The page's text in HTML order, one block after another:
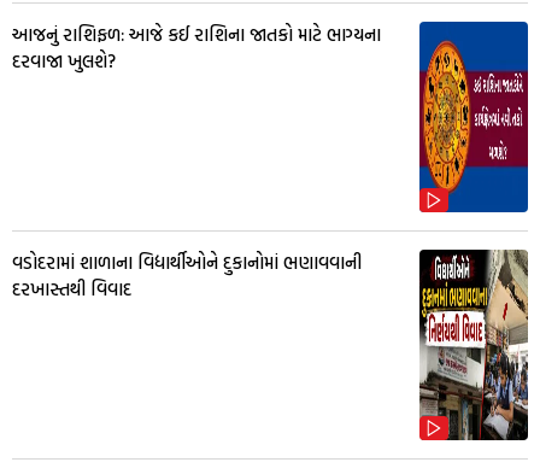
આજનું રાશિફળ: આજે કઈ રાશિના જાતકો માટે ભાગ્યના
દરવાજા ખુલશે?
વડોદરામાં શાળાના વિદ્યાર્થીઓને દુકાનોમાં ભણાવવાની
દરખાસ્તથી વિવાદ